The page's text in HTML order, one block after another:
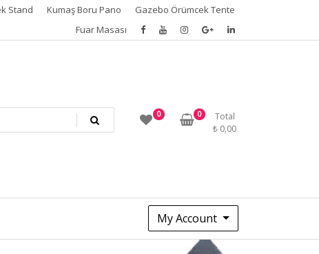
Stand Kumaş Boru Pano
Gazebo Örümcek Tente
Fuar Masası
0 0
Total
₺ 0,00
My Account